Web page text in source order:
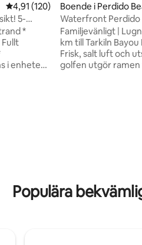
4,91 av 5 i genomsnittligt betyg,
4,91 (120)
5-
*
i enheten
för
Boende i Perdido
Waterfront Perdido
kanoter och
Familjevänligt |
km till Tarkiln
Frisk, salt luft och
golfen utgör
Populära